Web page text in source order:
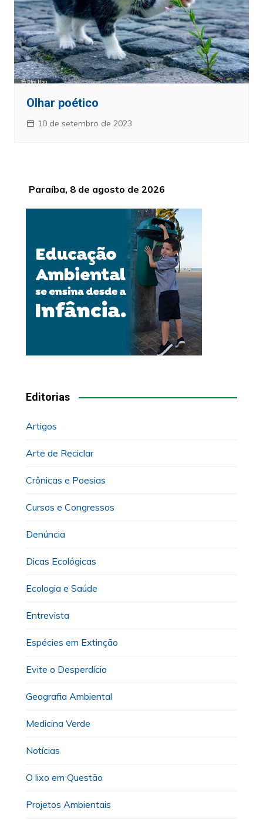
Olhar poético
10 de setembro de 2023
Paraíba, 8 de agosto de 2026
Editorias
Artigos
Arte de Reciclar
Crônicas e Poesias
Cursos e Congressos
Denúncia
Dicas Ecológicas
Ecologia e Saúde
Entrevista
Espécies em Extinção
Evite o Desperdício
Geografia Ambiental
Medicina Verde
Notícias
O lixo em Questão
Projetos Ambientais